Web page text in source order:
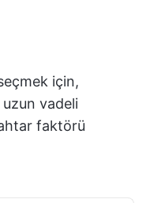
için,
uzun vadeli
faktörü